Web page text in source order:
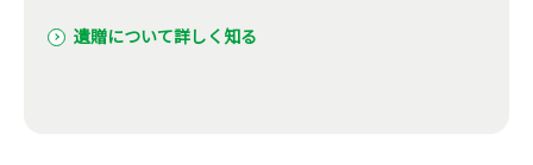
遺贈について詳しく知る